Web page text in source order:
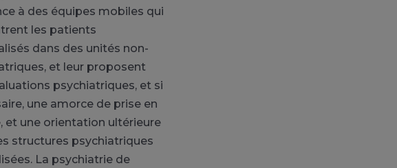
à des équipes mobiles qui
les patients
dans des unités non-
et leur proposent
psychiatriques, et si
une amorce de prise en
et une orientation ultérieure
structures psychiatriques
La psychiatrie de